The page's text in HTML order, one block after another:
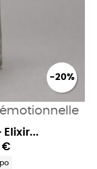
-20%
émotionnelle
Elixir...
€